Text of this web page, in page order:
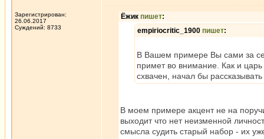
Зарегистрирован:
26.06.2017
Суждений: 8733
Ёжик пишет:
empiriocritic_1900 пишет:
В Вашем примере Вы сами за
примет во внимание. Как и
схвачен, начал бы
В моем примере акцент не на
выходит что нет неизменной
смысла судить старый набор - их